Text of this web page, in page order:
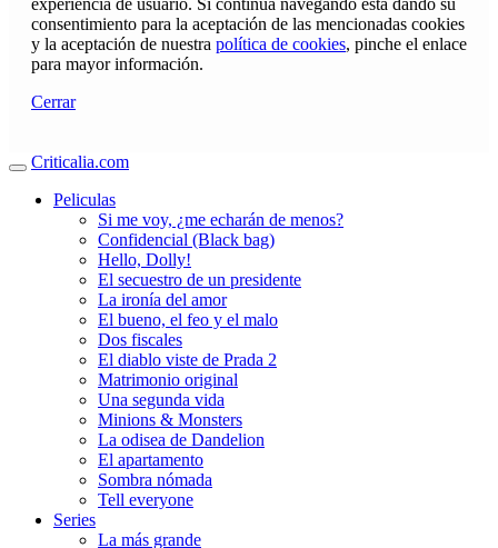
experiencia de usuario. Si continúa navegando está dando su
consentimiento para la aceptación de las mencionadas cookies
y la aceptación de nuestra política de cookies, pinche el enlace
para mayor información.
Cerrar
Criticalia.com
Peliculas
Si me voy, ¿me echarán de menos?
Confidencial (Black bag)
Hello, Dolly!
El secuestro de un presidente
La ironía del amor
El bueno, el feo y el malo
Dos fiscales
El diablo viste de Prada 2
Matrimonio original
Una segunda vida
Minions & Monsters
La odisea de Dandelion
El apartamento
Sombra nómada
Tell everyone
Series
La más grande